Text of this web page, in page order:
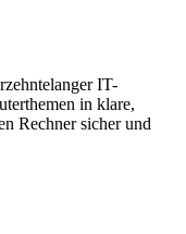
IT-
in klare,
Rechner sicher und